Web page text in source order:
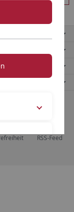
RSS-Feed